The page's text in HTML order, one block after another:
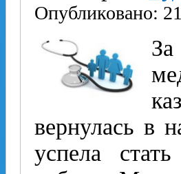
Опубликовано:
вернулась в
успела